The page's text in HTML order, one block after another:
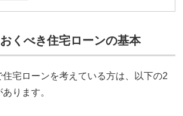
くべき住宅ローンの基本
宅ローンを考えている方は、以下の2
ります。